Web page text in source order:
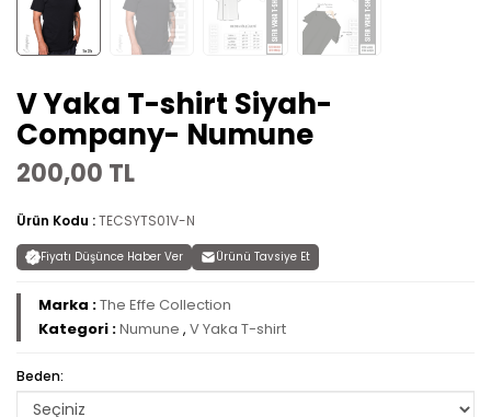
V Yaka T-shirt Siyah-
Company- Numune
200,00 TL
Ürün Kodu :TECSYTS01V-N
Fiyatı Düşünce Haber Ver Ürünü Tavsiye Et
Marka :The Effe Collection
Kategori :Numune , V Yaka T-shirt
Beden: